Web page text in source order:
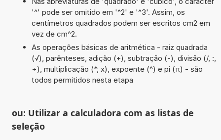
'^' pode ser omitido em '^2' e '^3'. Assim, os
centímetros quadrados podem ser escritos cm2 em
vez de cm^2.
As operações básicas de aritmética - raiz quadrada
(√), parênteses, adição (+), subtração (-), divisão (/, :,
÷), multiplicação (*, x), expoente (^) e pi (π) - são
todos permitidos nesta etapa
ou: Utilizar a calculadora com as listas de
seleção